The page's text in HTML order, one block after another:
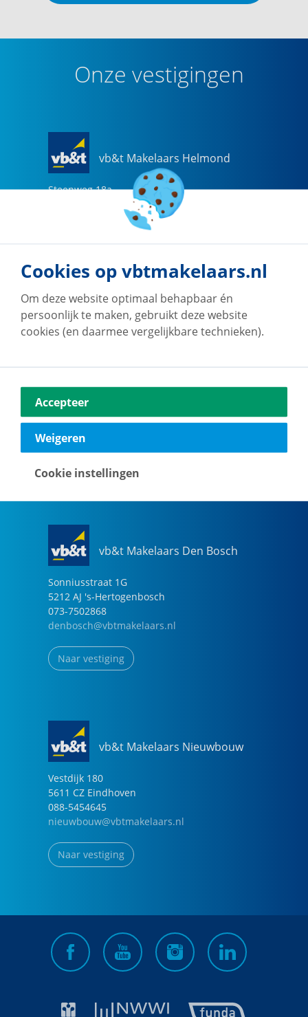
Onze vestigingen
vb&t Makelaars Helmond
Steenweg 18a
helmond@vbtmakelaars.nl
Naar vestiging
Vestdijk 180
5611 CZ Eindhoven
040-2696949
vb&t Makelaars Den Bosch
Sonniusstraat 1G
5212 AJ 's-Hertogenbosch
073-7502868
denbosch@vbtmakelaars.nl
Naar vestiging
vb&t Makelaars Nieuwbouw
Vestdijk 180
5611 CZ Eindhoven
088-5454645
nieuwbouw@vbtmakelaars.nl
Naar vestiging
Cookies op vbtmakelaars.nl
Om deze website optimaal behapbaar én
persoonlijk te maken, gebruikt deze website
cookies (en daarmee vergelijkbare technieken).
Accepteer
Weigeren
Cookie instellingen